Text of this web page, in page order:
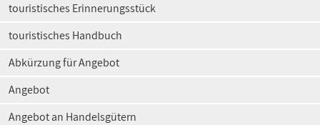
touristisches Erinnerungsstück
touristisches Handbuch
Abkürzung für Angebot
Angebot
Angebot an Handelsgütern